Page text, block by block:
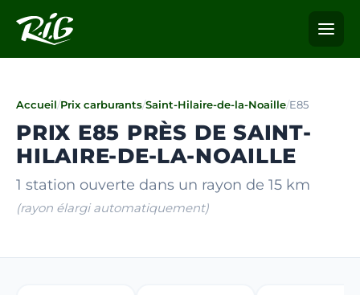
Accueil/Prix carburants/Saint-Hilaire-de-la-Noaille/E85
PRIX E85 PRÈS DE SAINT-
HILAIRE-DE-LA-NOAILLE
1 station ouverte dans un rayon de 15 km
(rayon élargi automatiquement)